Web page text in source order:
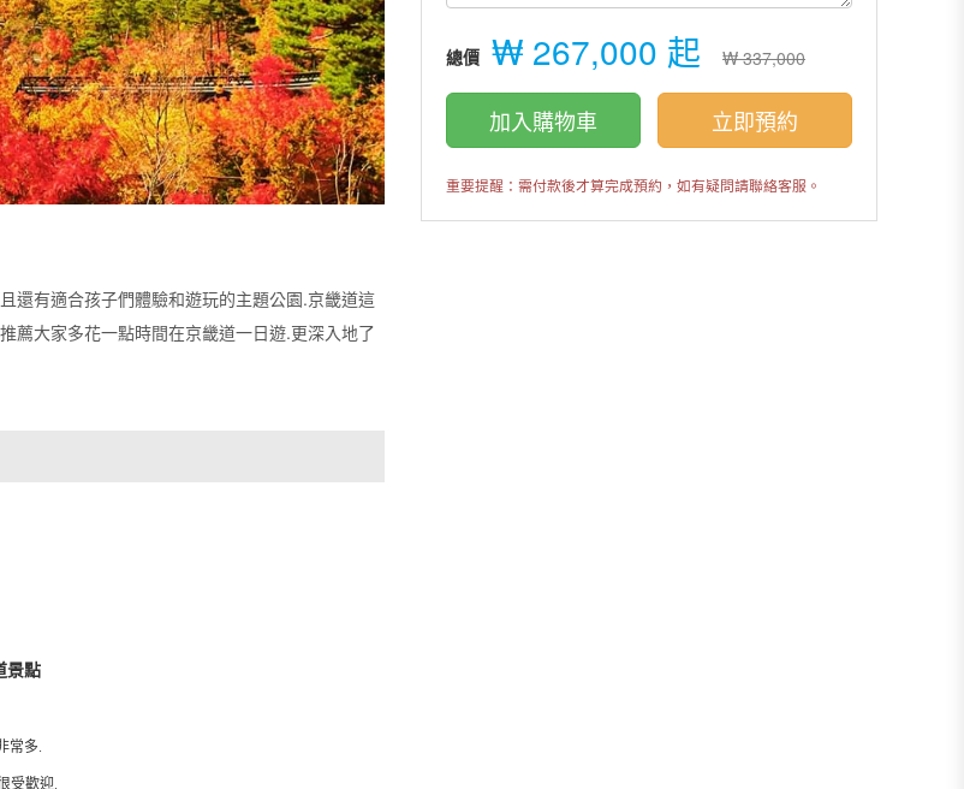
還有適合孩子們體驗和遊玩的主題公園.京畿道這
薦大家多花一點時間在京畿道一日遊.更深入地了
總價 ₩ 267,000 起 ₩ 337,000
加入購物車 立即預約
重要提醒：需付款後才算完成預約，如有疑問請聯絡客服。
景點
常多.
受歡迎.